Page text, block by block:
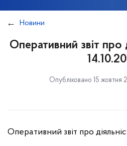
Новини
Оперативний звіт про
Опубліковано 15 жовтня
Оперативний звіт про